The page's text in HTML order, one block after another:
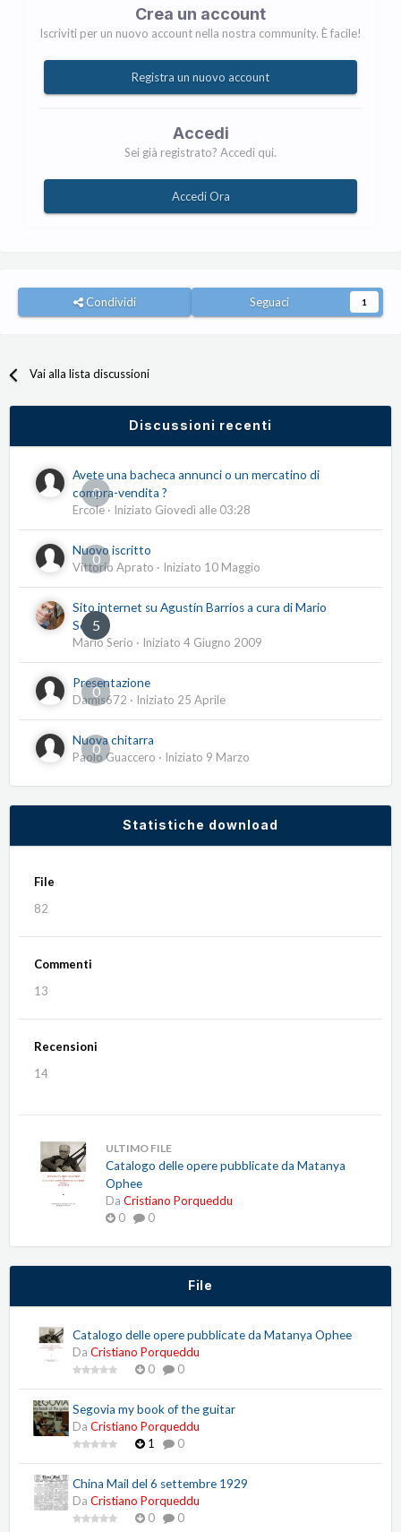
Crea un account
Iscriviti per un nuovo account nella nostra community. È facile!
Registra un nuovo account
Accedi
Sei già registrato? Accedi qui.
Accedi Ora
Condividi Seguaci 1
Vai alla lista discussioni
Discussioni recenti
0
Avete una bacheca annunci o un mercatino di
compra-vendita ?
Ercole · Iniziato Giovedì alle 03:28
0
Nuovo iscritto
Vittorio Aprato · Iniziato 10 Maggio
5
Sito internet su Agustín Barrios a cura di Mario
Serio
Mario Serio · Iniziato 4 Giugno 2009
0
Presentazione
Damis672 · Iniziato 25 Aprile
0
Nuova chitarra
Paolo Guaccero · Iniziato 9 Marzo
Statistiche download
File
82
Commenti
13
Recensioni
14
ULTIMO FILE
Catalogo delle opere pubblicate da Matanya
Ophee
Da Cristiano Porqueddu
0
0
File
Catalogo delle opere pubblicate da Matanya Ophee
Da Cristiano Porqueddu
0
0
Segovia my book of the guitar
Da Cristiano Porqueddu
1
0
China Mail del 6 settembre 1929
Da Cristiano Porqueddu
0
0